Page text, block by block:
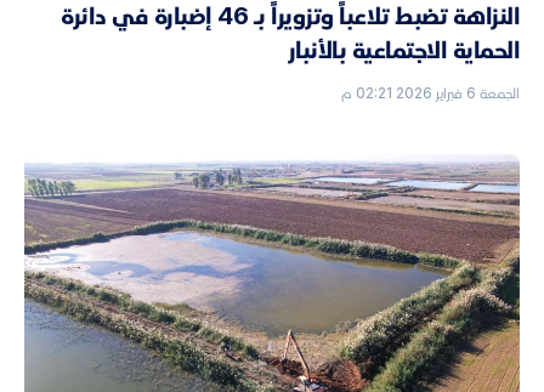
النزاهة تضبط تلاعباً وتزويراً بـ 46 إضبارة في دائرة
الحماية الاجتماعية بالأنبار
الجمعة 6 فبراير 2026 02:21 م